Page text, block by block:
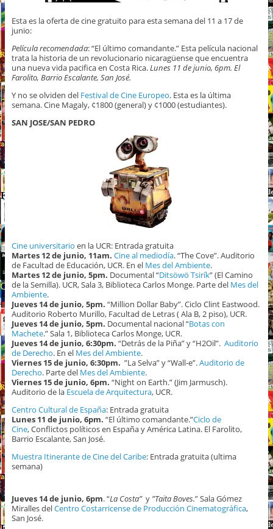
Esta es la oferta de cine gratuito para esta semana del 11 a 17 de
junio:
Película recomendada: “El último comandante.” Esta película nacional
trata la historia de un revolucionario nicaragüense que encuentra
una nueva vida pacifica en Costa Rica.Lunes 11 de junio, 6pm. El
Farolito, Barrio Escalante, San José.
Y no se olviden del Festival de Cine Europeo. Esta es la última
semana. Cine Magaly, ¢1800 (general) y ¢1000 (estudiantes).
SAN JOSE/SAN PEDRO
Cine universitario en la UCR: Entrada gratuita
Martes 12 de junio, 11am. Cine al mediodía. “The Cove”. Auditorio
de Facultad de Educación, UCR. En el Mes del Ambiente.
Martes 12 de junio, 5pm. Documental “Ditsöwö Tsirík” (El Camino
de la Semilla). UCR, Sala 3, Biblioteca Carlos Monge. Parte del Mes del
Ambiente.
Jueves 14 de junio, 5pm. “Million Dollar Baby”. Ciclo Clint Eastwood.
Auditorio Roberto Murillo, Facultad de Letras ( Ala B, 2 piso), UCR.
Jueves 14 de junio, 5pm. Documental nacional “Botas con
Machete.” Sala 1, Biblioteca Carlos Monge, UCR.
Jueves 14 de junio, 6:30pm. “Detrás de la Piña” y “H2Oil”. Auditorio
de Derecho. En el Mes del Ambiente.
Viernes 15 de junio, 6:30pm. ”La Selva” y “Wall-e”.Auditorio de
Derecho. Parte del Mes del Ambiente.
Viernes 15 de junio, 6pm. “Night on Earth.” (Jim Jarmusch).
Auditorio de la Escuela de Arquitectura, UCR.
Centro Cultural de España: Entrada gratuita
Lunes 11 de junio, 6pm. “El último comandante.”Ciclo de
Cine, Conflictos políticos en España y América Latina. El Farolito,
Barrio Escalante, San José.
Muestra Itinerante de Cine del Caribe: Entrada gratuita (ultima
semana)
Jueves 14 de junio, 6pm. “La Costa” y”Taita Boves.” Sala Gómez
Miralles delCentro Costarricense de Producción Cinematográfica,
San José.